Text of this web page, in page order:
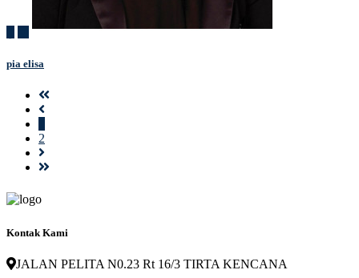
pia elisa
2
Kontak Kami
JALAN PELITA N0.23 Rt 16/3 TIRTA KENCANA